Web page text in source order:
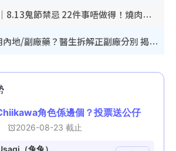
鬼門開2026｜8.13鬼節禁忌 22件事唔做得！燒肉、刺身要少食？半夜勿吹口哨/打呢個電話
網傳公院改用內地/副廠藥？醫生拆解正副廠分別 揭4類人換藥隨時出事